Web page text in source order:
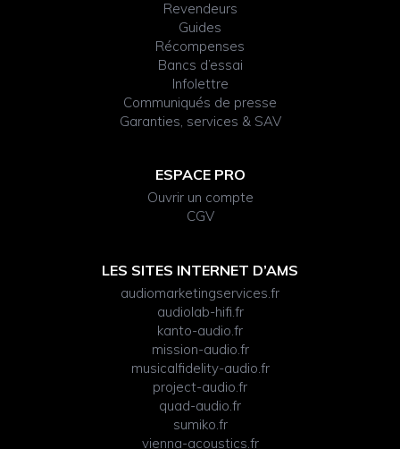
Revendeurs
Guides
Récompenses
Bancs d’essai
Infolettre
Communiqués de presse
Garanties, services & SAV
ESPACE PRO
Ouvrir un compte
CGV
LES SITES INTERNET D’AMS
audiomarketingservices.fr
audiolab-hifi.fr
kanto-audio.fr
mission-audio.fr
musicalfidelity-audio.fr
project-audio.fr
quad-audio.fr
sumiko.fr
vienna-acoustics.fr